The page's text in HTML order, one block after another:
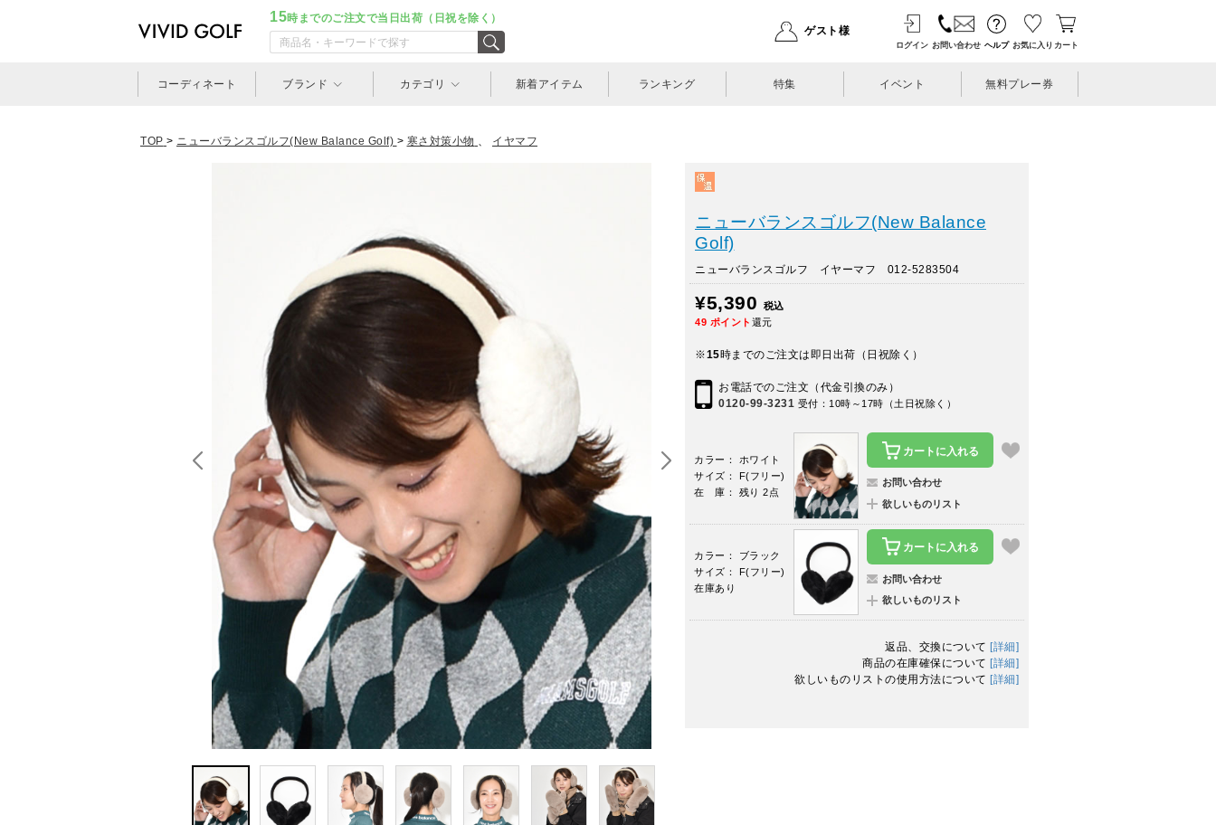
15時までのご注文で当日出荷（日祝を除く）
ゲスト様
ログイン お問い合わせ ヘルプ お気に入り カート
コーディネート ブランド カテゴリ 新着アイテム ランキング 特集 イベント 無料プレー券
TOP > ニューバランスゴルフ(New Balance Golf) > 寒さ対策小物 、 イヤマフ
ニューバランスゴルフ(New Balance
Golf)
ニューバランスゴルフ イヤーマフ 012-5283504
¥5,390
税込
49 ポイント 還元
※15時までのご注文は即日出荷（日祝除く）
お電話でのご注文（代金引換のみ）
0120-99-3231 受付：10時～17時（土日祝除く）
カラー： ホワイト
サイズ： F(フリー)
在 庫： 残り 2点
カートに入れる
お問い合わせ
欲しいものリスト
カラー： ブラック
サイズ： F(フリー)
在庫あり
カートに入れる
お問い合わせ
欲しいものリスト
返品、交換について [詳細]
商品の在庫確保について [詳細]
欲しいものリストの使用方法について [詳細]